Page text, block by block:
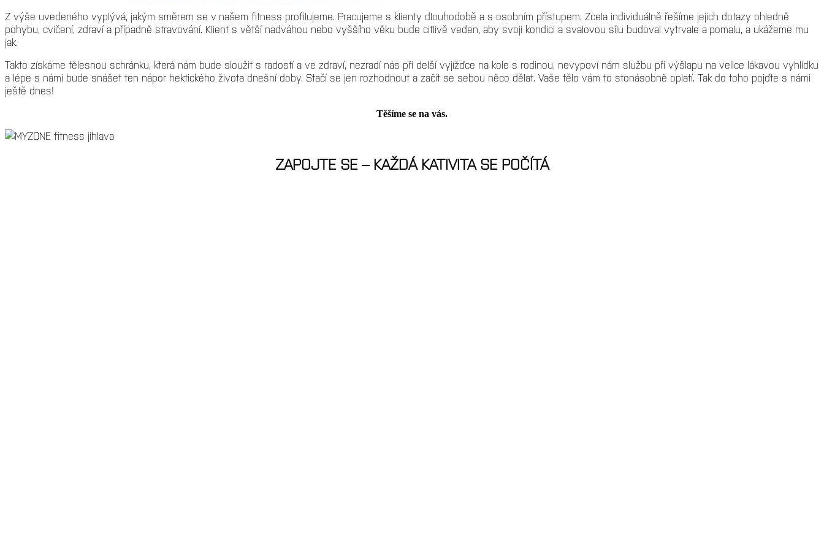
Z výše uvedeného vyplývá, jakým směrem se v našem fitness profilujeme. Pracujeme s klienty dlouhodobě a s osobním přístupem. Zcela individuálně řešíme jejich dotazy ohledně
pohybu, cvičení, zdraví a případně stravování. Klient s větší nadváhou nebo vyššího věku bude citlivě veden, aby svoji kondici a svalovou sílu budoval vytrvale a pomalu, a ukážeme mu
jak.
Takto získáme tělesnou schránku, která nám bude sloužit s radostí a ve zdraví, nezradí nás při delší vyjížďce na kole s rodinou, nevypoví nám službu při výšlapu na velice lákavou vyhlídku
a lépe s námi bude snášet ten nápor hektického života dnešní doby. Stačí se jen rozhodnout a začít se sebou něco dělat. Vaše tělo vám to stonásobně oplatí. Tak do toho pojďte s námi
ještě dnes!
Těšíme se na vás.
ZAPOJTE SE – KAŽDÁ KATIVITA SE POČÍTÁ